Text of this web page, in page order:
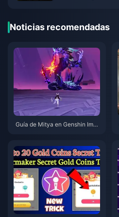
Noticias recomendadas
Guía de Mitya en Genshin Impa